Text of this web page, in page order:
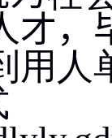
才，
用人